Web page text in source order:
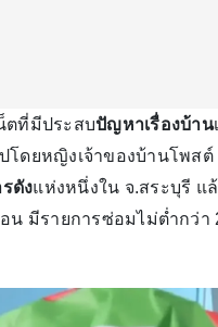
ตที่มีประสบปัญหาเรื่องบ้าน
ดยหญิงเจ้าของบ้านโพสต์
ดังแห่งหนึ่งใน จ.สระบุรี แ
น มีรายการซ่อมไม่ต่ำกว่า